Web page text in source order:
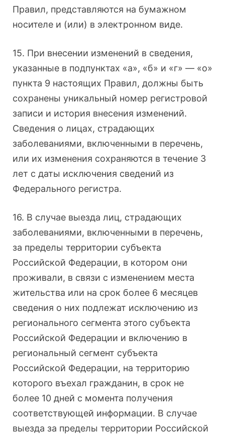
Правил, представляются на бумажном
носителе и (или) в электронном виде.
15. При внесении изменений в сведения,
указанные в подпунктах «а», «б» и «г» — «о»
пункта 9 настоящих Правил, должны быть
сохранены уникальный номер регистровой
записи и история внесения изменений.
Сведения о лицах, страдающих
заболеваниями, включенными в перечень,
или их изменения сохраняются в течение 3
лет с даты исключения сведений из
Федерального регистра.
16. В случае выезда лиц, страдающих
заболеваниями, включенными в перечень,
за пределы территории субъекта
Российской Федерации, в котором они
проживали, в связи с изменением места
жительства или на срок более 6 месяцев
сведения о них подлежат исключению из
регионального сегмента этого субъекта
Российской Федерации и включению в
региональный сегмент субъекта
Российской Федерации, на территорию
которого въехал гражданин, в срок не
более 10 дней с момента получения
соответствующей информации. В случае
выезда за пределы территории Российской